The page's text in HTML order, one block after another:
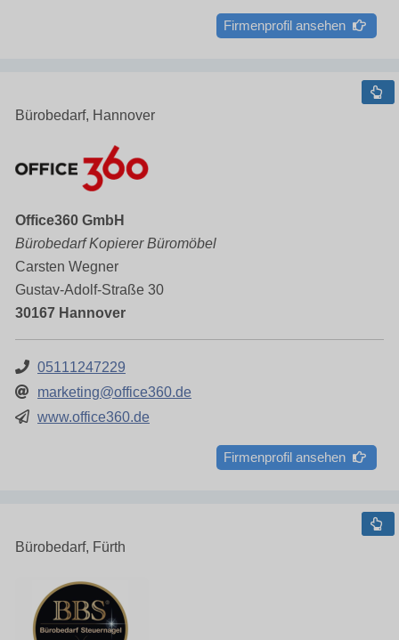
Firmenprofil ansehen
Bürobedarf, Hannover
Office360 GmbH
Bürobedarf Kopierer Büromöbel
Carsten Wegner
Gustav-Adolf-Straße 30
30167 Hannover
05111247229
marketing@office360.de
www.office360.de
Firmenprofil ansehen
Bürobedarf, Fürth